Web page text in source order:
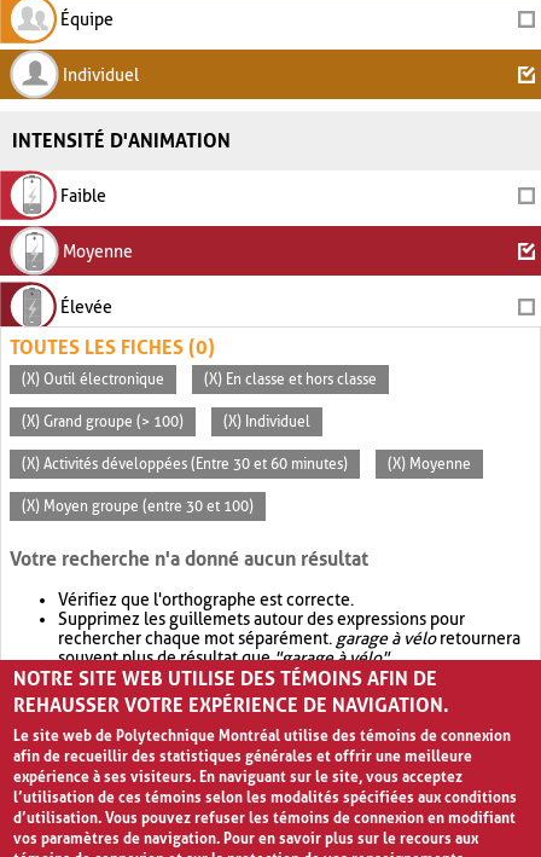
Équipe
Individuel
INTENSITÉ D'ANIMATION
Faible
Moyenne
Élevée
TOUTES LES FICHES (0)
(X) Outil électronique (X) En classe et hors classe
(X) Grand groupe (> 100) (X) Individuel
(X) Activités développées (Entre 30 et 60 minutes) (X) Moyenne
(X) Moyen groupe (entre 30 et 100)
Votre recherche n'a donné aucun résultat
Vérifiez que l'orthographe est correcte.
Supprimez les guillemets autour des expressions pour
rechercher chaque mot séparément. garage à véloretournera
souvent plus de résultat que"garage à vélo".
Envisagez d'élargir votre recherche avec OR.garage OR vélo
retournera souvent plus de résultat quegarage à vélo
NOTRE SITE WEB UTILISE DES TÉMOINS AFIN DE
REHAUSSER VOTRE EXPÉRIENCE DE NAVIGATION.
Le site web de Polytechnique Montréal utilise des témoins de connexion
afin de recueillir des statistiques générales et offrir une meilleure
expérience à ses visiteurs. En naviguant sur le site, vous acceptez
l’utilisation de ces témoins selon les modalités spécifiées aux conditions
d’utilisation. Vous pouvez refuser les témoins de connexion en modifiant
vos paramètres de navigation. Pour en savoir plus sur le recours aux